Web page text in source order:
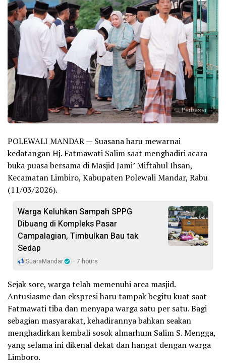
Perbesar
POLEWALI MANDAR — Suasana haru mewarnai
kedatangan Hj. Fatmawati Salim saat menghadiri acara
buka puasa bersama di Masjid Jami’ Miftahul Ihsan,
Kecamatan Limbiro, Kabupaten Polewali Mandar, Rabu
(11/03/2026).
Warga Keluhkan Sampah SPPG
Dibuang di Kompleks Pasar
Campalagian, Timbulkan Bau tak
Sedap
SuaraMandar 7 hours
Sejak sore, warga telah memenuhi area masjid.
Antusiasme dan ekspresi haru tampak begitu kuat saat
Fatmawati tiba dan menyapa warga satu per satu. Bagi
sebagian masyarakat, kehadirannya bahkan seakan
menghadirkan kembali sosok almarhum Salim S. Mengga,
yang selama ini dikenal dekat dan hangat dengan warga
Limboro.